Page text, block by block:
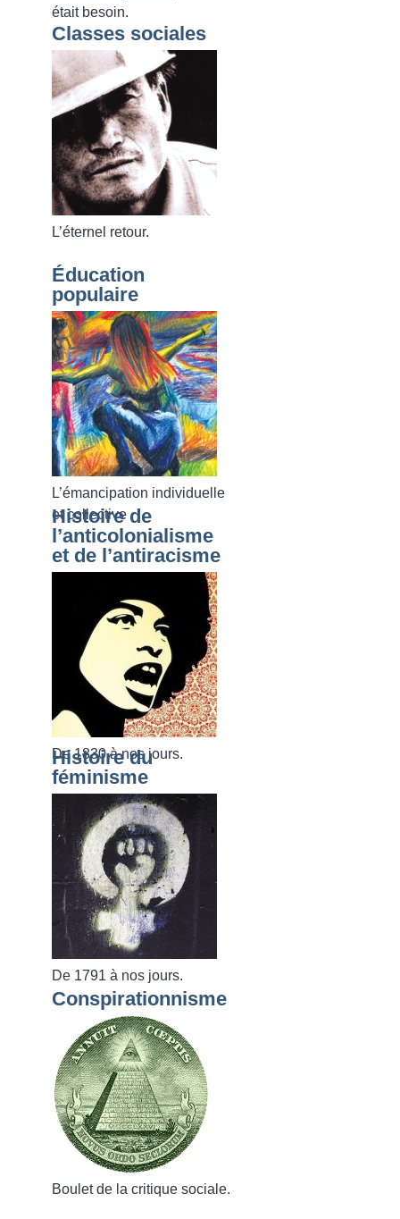
était besoin.
Classes sociales
L’éternel retour.
Éducation
populaire
L’émancipation individuelle
et collective
Histoire de
l’anticolonialisme
et de l’antiracisme
De 1830 à nos jours.
Histoire du
féminisme
De 1791 à nos jours.
Conspirationnisme
Boulet de la critique sociale.